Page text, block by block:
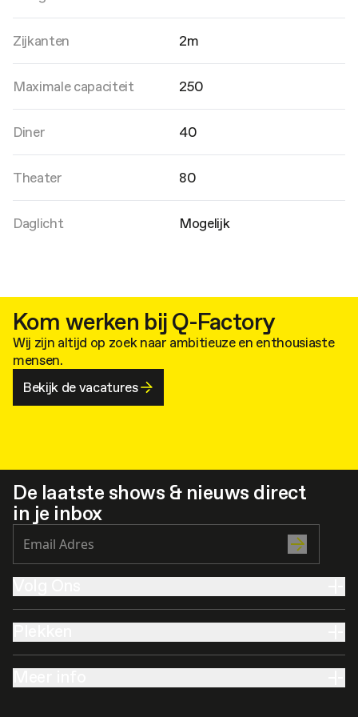
een onvergetelijke beleving.
Zijkanten 2m
Maximale capaciteit 250
Diner 40
Theater 80
Daglicht Mogelijk
Kom werken bij Q-Factory
Wij zijn altijd op zoek naar ambitieuze en enthousiaste
mensen.
Bekijk de vacatures
De laatste shows & nieuws direct
in je inbox